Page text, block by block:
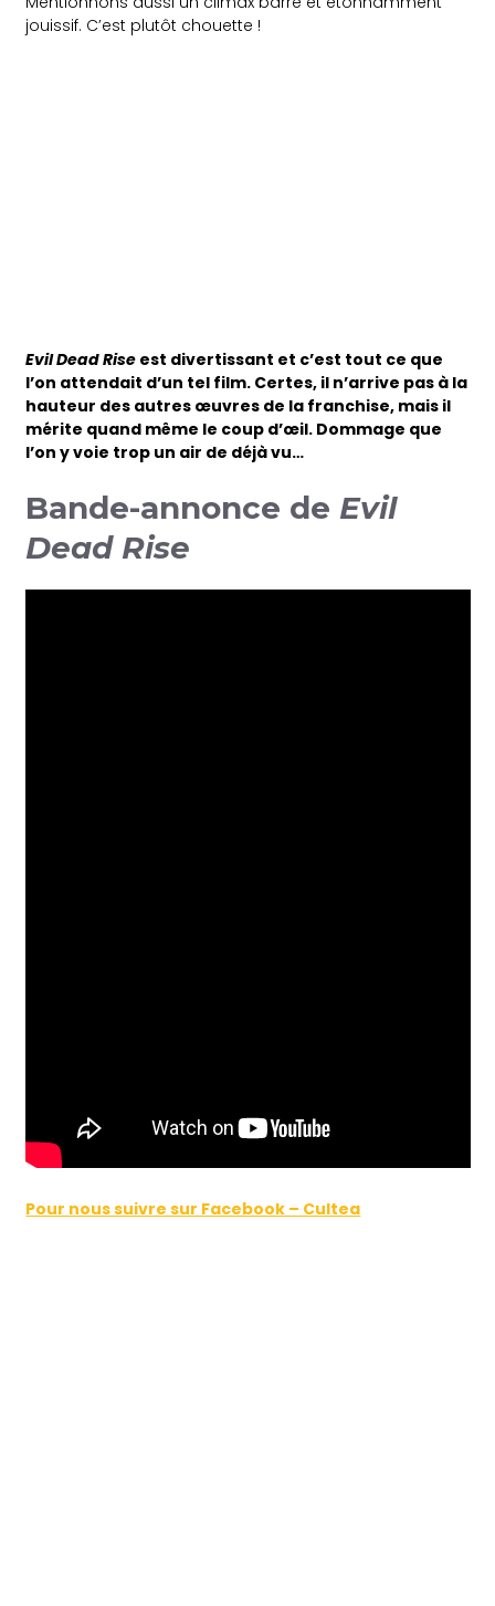
jouissif. C’est plutôt chouette !
Evil Dead Rise est divertissant et c’est tout ce que
l’on attendait d’un tel film. Certes, il n’arrive pas à la
hauteur des autres œuvres de la franchise, mais il
mérite quand même le coup d’œil. Dommage que
l’on y voie trop un air de déjà vu…
Bande-annonce de Evil
Dead Rise
Pour nous suivre sur Facebook – Cultea